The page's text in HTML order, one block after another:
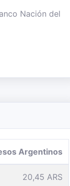
Nación del
Argentinos
20,45 ARS